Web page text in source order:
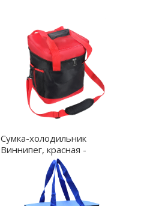
Сумка-холодильник
Виннипег, красная -